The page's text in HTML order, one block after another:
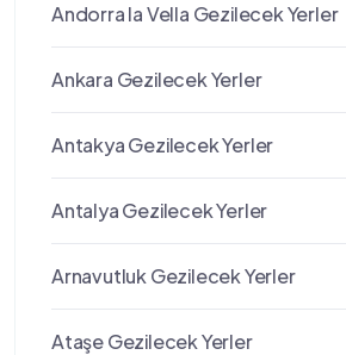
Andorra la Vella Gezilecek Yerler
Ankara Gezilecek Yerler
Antakya Gezilecek Yerler
Antalya Gezilecek Yerler
Arnavutluk Gezilecek Yerler
Ataşe Gezilecek Yerler